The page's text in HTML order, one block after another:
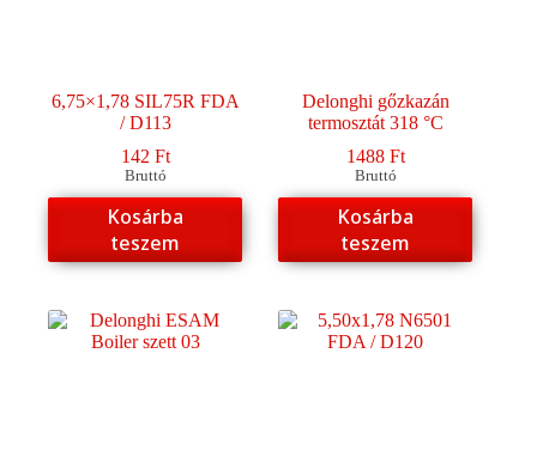
6,75×1,78 SIL75R FDA
/ D113
142 Ft
Bruttó
Kosárba
teszem
Delonghi gőzkazán
termosztát 318 °C
1488 Ft
Bruttó
Kosárba
teszem